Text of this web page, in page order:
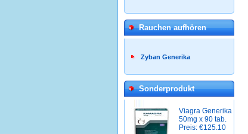
Rauchen aufhören
Zyban Generika
Sonderprodukt
Viagra Generika
50mg x 90 tab.
Preis: €125.10